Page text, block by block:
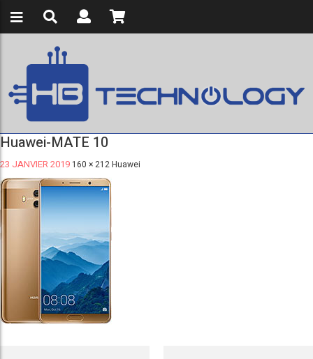
Huawei-MATE 10
23 JANVIER 2019 160 × 212Huawei